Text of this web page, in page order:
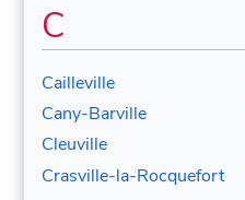
C
Cailleville
Cany-Barville
Cleuville
Crasville-la-Rocquefort